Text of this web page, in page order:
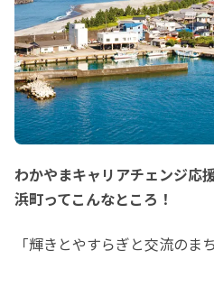
わかやまキャリアチェンジ応
浜町ってこんなところ！
「輝きとやすらぎと交流のま